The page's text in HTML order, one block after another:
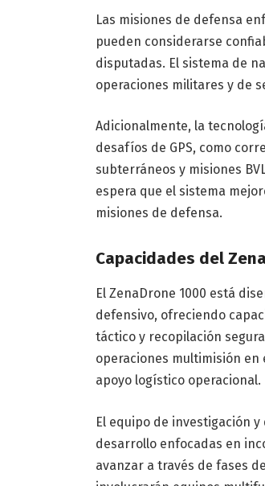
Las misiones de defensa
pueden considerarse
disputadas. El sistema de
operaciones militares y de
Adicionalmente, la
desafíos de GPS, como
subterráneos y misiones
espera que el sistema
misiones de defensa.
Capacidades del
El ZenaDrone 1000 está
defensivo, ofreciendo
táctico y recopilación
operaciones multimisión
apoyo logístico operacional.
El equipo de investigación
desarrollo enfocadas en
avanzar a través de fases